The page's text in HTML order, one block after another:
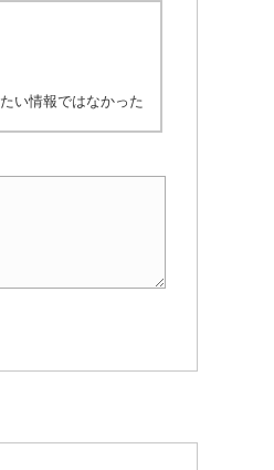
い情報ではなかった